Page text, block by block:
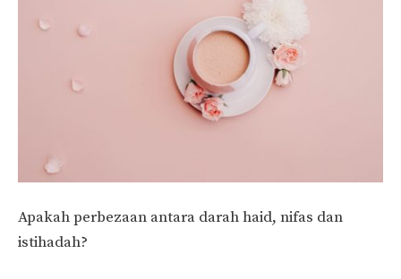
Apakah perbezaan antara darah haid, nifas dan
istihadah?